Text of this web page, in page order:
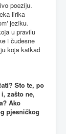
poeziju.
lirika
jeziku.
u pravilu
i čudesne
koja katkad
Što te, po
zašto ne,
Ako
pjesničkog